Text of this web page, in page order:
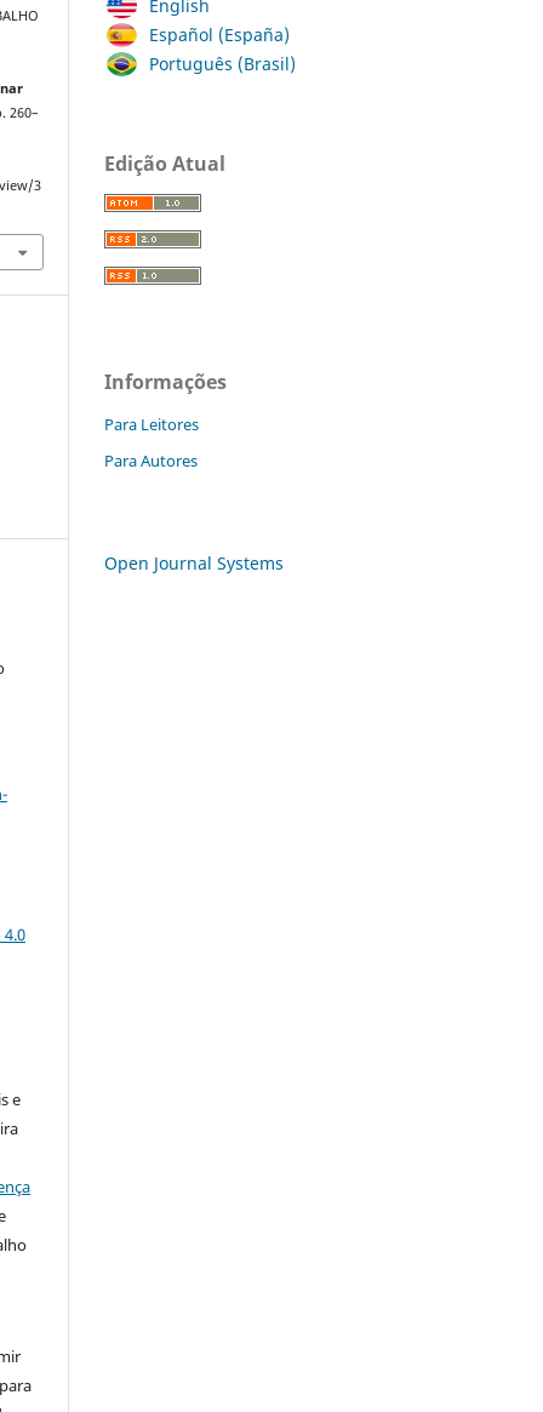
260–
3
e
English
Español (España)
Português (Brasil)
Edição Atual
Informações
Para Leitores
Para Autores
Open Journal Systems